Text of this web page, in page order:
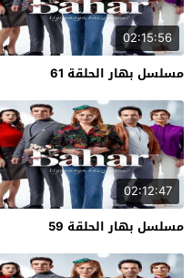
02:15:56
مسلسل بهار الحلقة 61
02:12:47
مسلسل بهار الحلقة 59